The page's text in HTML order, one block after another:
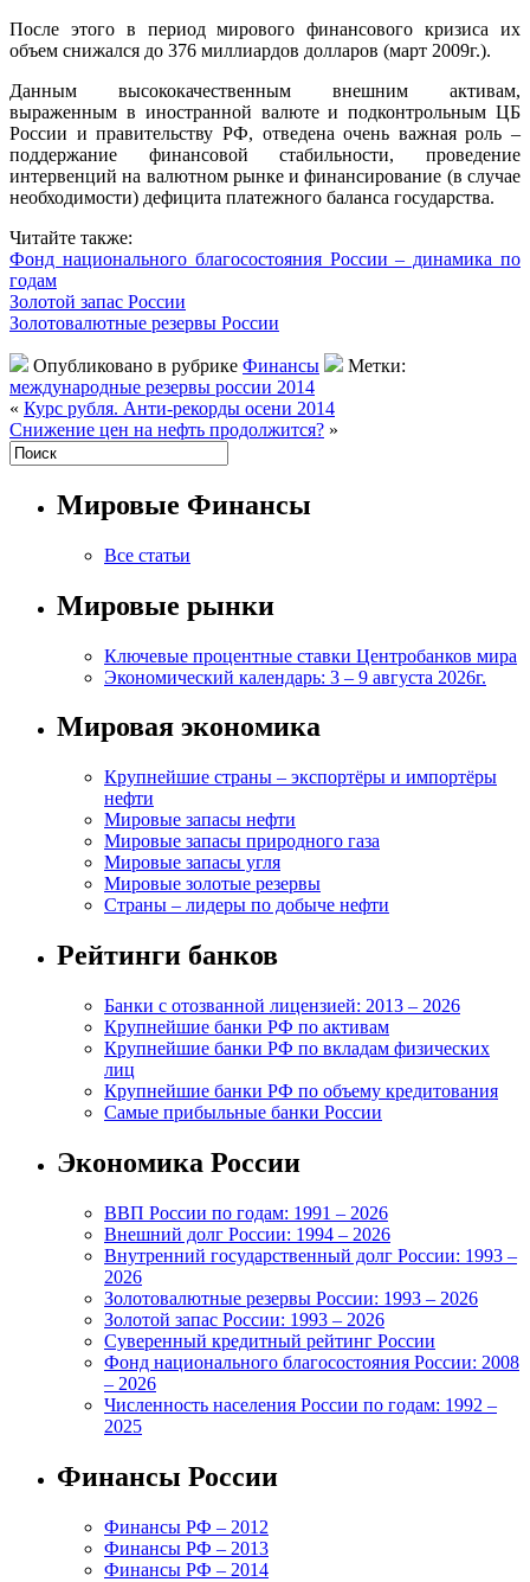
После этого в период мирового финансового кризиса их
объем снижался до 376 миллиардов долларов (март 2009г.).
Данным высококачественным внешним активам,
выраженным в иностранной валюте и подконтрольным ЦБ
России и правительству РФ, отведена очень важная роль –
поддержание финансовой стабильности, проведение
интервенций на валютном рынке и финансирование (в случае
необходимости) дефицита платежного баланса государства.
Читайте также:
Фонд национального благосостояния России – динамика по
годам
Золотой запас России
Золотовалютные резервы России
Опубликовано в рубрике Финансы
Метки:
международные резервы россии 2014
« Курс рубля. Анти-рекорды осени 2014
Снижение цен на нефть продолжится? »
Мировые Финансы
Все статьи
Мировые рынки
Ключевые процентные ставки Центробанков мира
Экономический календарь: 3 – 9 августа 2026г.
Мировая экономика
Крупнейшие страны – экспортёры и импортёры
нефти
Мировые запасы нефти
Мировые запасы природного газа
Мировые запасы угля
Мировые золотые резервы
Страны – лидеры по добыче нефти
Рейтинги банков
Банки с отозванной лицензией: 2013 – 2026
Крупнейшие банки РФ по активам
Крупнейшие банки РФ по вкладам физических
лиц
Крупнейшие банки РФ по объему кредитования
Самые прибыльные банки России
Экономика России
ВВП России по годам: 1991 – 2026
Внешний долг России: 1994 – 2026
Внутренний государственный долг России: 1993 –
2026
Золотовалютные резервы России: 1993 – 2026
Золотой запас России: 1993 – 2026
Суверенный кредитный рейтинг России
Фонд национального благосостояния России: 2008
– 2026
Численность населения России по годам: 1992 –
2025
Финансы России
Финансы РФ – 2012
Финансы РФ – 2013
Финансы РФ – 2014